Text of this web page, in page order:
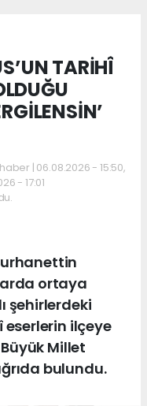
TARİHÎ
| 06.08.2026 - 15:50,
- 17:01
ortaya
şehirlerdeki
ilçeye
Millet
bulundu.